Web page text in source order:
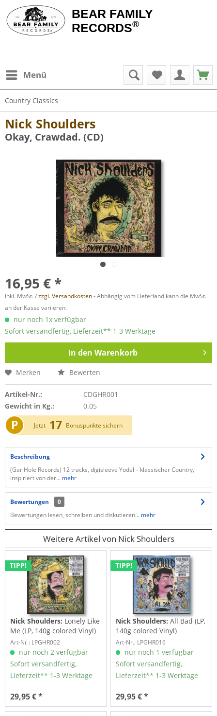
BEAR FAMILY
RECORDS®
Menü
Country Classics
Nick Shoulders
Okay, Crawdad. (CD)
16,95 € *
inkl. MwSt. /zzgl. Versandkosten- Abhängig vom Lieferland kann die MwSt.
an der Kasse variieren.
nur noch 1x verfügbar
Sofort versandfertig, Lieferzeit** 1-3 Werktage
In den Warenkorb
Merken Bewerten
Artikel-Nr.:
CDGHR001
Gewicht in Kg.:
0.05
P Jetzt 17 Bonuspunkte sichern
Beschreibung
(Gar Hole Records) 12 tracks, digisleeve Yodel – klassischer Country,
inspiriert von der... mehr
Bewertungen
0
Bewertungen lesen, schreiben und diskutieren... mehr
Weitere Artikel von Nick Shoulders
TIPP!
Nick Shoulders: Lonely Like
Me (LP, 140g colored Vinyl)
Art-Nr.: LPGHR002
nur noch 2 verfügbar
Sofort versandfertig,
Lieferzeit** 1-3 Werktage
29,95 € *
TIPP!
Nick Shoulders:All Bad (LP,
140g colored Vinyl)
Art-Nr.: LPGHR016
nur noch 1 verfügbar
Sofort versandfertig,
Lieferzeit** 1-3 Werktage
29,95 € *